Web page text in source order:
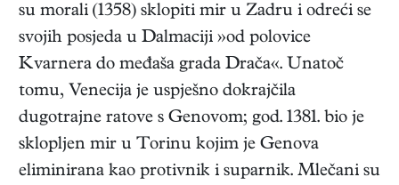
su morali (1358) sklopiti mir u Zadru i odreći se
svojih posjeda u Dalmaciji »od polovice
Kvarnera do međaša grada Drača«. Unatoč
tomu, Venecija je uspješno dokrajčila
dugotrajne ratove s Genovom; god. 1381. bio je
sklopljen mir u Torinu kojim je Genova
eliminirana kao protivnik i suparnik. Mlečani su